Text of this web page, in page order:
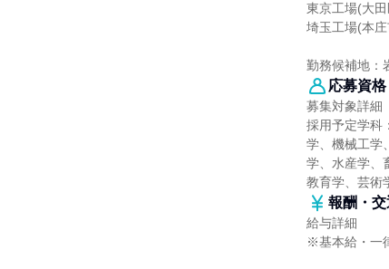
東京工場(大
埼玉工場(本
勤務候補地：
応募資格
募集対象詳細
採用予定学科
学、機械工学
学、水産学、
教育学、芸術
報酬・
給与詳細
※基本給・一